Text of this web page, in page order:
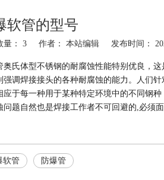
软管的型号
量： 3 作者： 本站编辑 发布时间：
奥氏体型不锈钢的耐腐蚀性能特别优良，
强调焊接接头的各种耐腐蚀的能力。人们
应于每一种用于某种特定环境中的不同钢
问题自然也是焊接工作者不可回避的,必须
软管 防爆管